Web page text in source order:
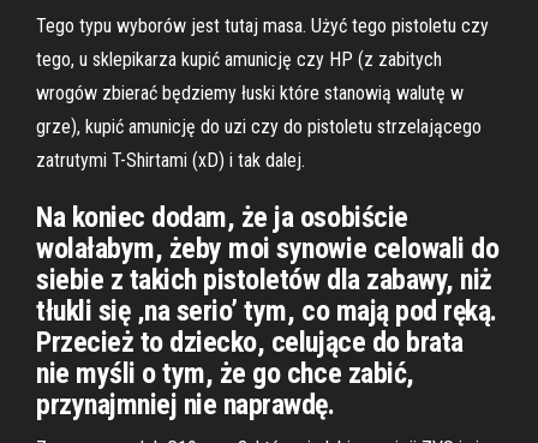
Tego typu wyborów jest tutaj masa. Użyć tego pistoletu czy
tego, u sklepikarza kupić amunicję czy HP (z zabitych
wrogów zbierać będziemy łuski które stanowią walutę w
grze), kupić amunicję do uzi czy do pistoletu strzelającego
zatrutymi T-Shirtami (xD) i tak dalej.
Na koniec dodam, że ja osobiście
wolałabym, żeby moi synowie celowali do
siebie z takich pistoletów dla zabawy, niż
tłukli się ‚na serio’ tym, co mają pod ręką.
Przecież to dziecko, celujące do brata
nie myśli o tym, że go chce zabić,
przynajmniej nie naprawdę.